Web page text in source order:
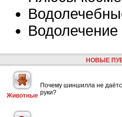
Водолечение
НОВЫЕ
Животные
Почему шиншилла не
руки?